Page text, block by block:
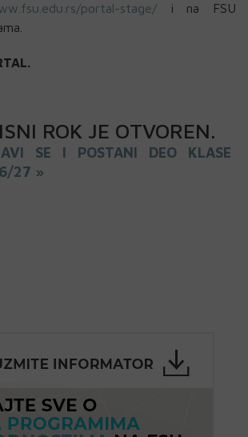
portal-stage/i na FSU
ROK JE OTVOREN.
SE I POSTANI DEO KLASE
27 »